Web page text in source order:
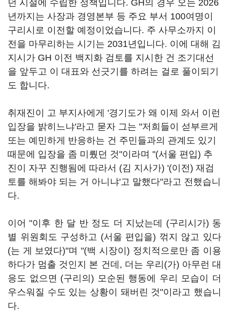
던 시절에 수립한 정책입니다. GH의 경우 오는 2026
년까지는 사장과 경영본부 등 주요 부서 100여명이
구리시로 이전할 예정이었습니다. 주 사무소까지 이
전을 마무리하는 시기는 2031년입니다. 이에 대해 김
지시가 GH 이전 백지화 검토를 지시한 건 조기대선
을 앞두고 이 대표와 선긋기를 하려는 걸로 풀이되기
도 합니다.
취재진이 고 부지사에게 '경기도가 왜 이제 와서 이런
입장을 밝히느냐'라고 묻자 그는 "저희들이 섣부르게
또는 예민하게 반응하는 건 주민들과의 관계도 있기
때문에 입장을 좀 미뤘던 것"이라며 "(서울 편입) 추
진이 자꾸 진행됨에 따라서 (김 지사가) '(이전) 재검
토를 해봐야 되는 거 아니냐'고 말했다"라고 전했습니
다.
이어 "이후 한 달 반 정도 더 지났는데 (구리시가) 동
별 위원회도 구성하고 (서울 편입을) 꺾지 않고 있다
(는 게 보였다)"며 "(백 시장이) 정치적으로만 좀 이용
하다가 멈출 것인지 본 건데, 더는 우리(가) 아무런 대
응도 없으면 (구리의) 모순된 행동에 우리 모습이 더
우스워질 수도 있는 상황이 돼버린 것"이라고 했습니
다.